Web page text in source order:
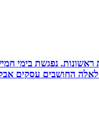
החושבים עסקים